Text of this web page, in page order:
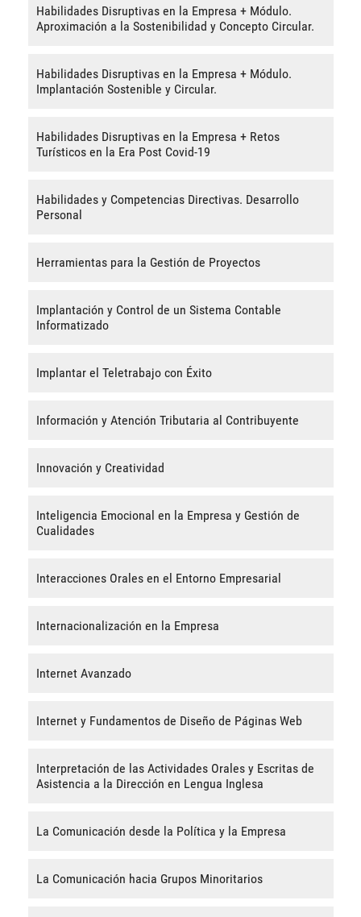
Habilidades Disruptivas en la Empresa + Módulo.
Aproximación a la Sostenibilidad y Concepto Circular.
Habilidades Disruptivas en la Empresa + Módulo.
Implantación Sostenible y Circular.
Habilidades Disruptivas en la Empresa + Retos
Turísticos en la Era Post Covid-19
Habilidades y Competencias Directivas. Desarrollo
Personal
Herramientas para la Gestión de Proyectos
Implantación y Control de un Sistema Contable
Informatizado
Implantar el Teletrabajo con Éxito
Información y Atención Tributaria al Contribuyente
Innovación y Creatividad
Inteligencia Emocional en la Empresa y Gestión de
Cualidades
Interacciones Orales en el Entorno Empresarial
Internacionalización en la Empresa
Internet Avanzado
Internet y Fundamentos de Diseño de Páginas Web
Interpretación de las Actividades Orales y Escritas de
Asistencia a la Dirección en Lengua Inglesa
La Comunicación desde la Política y la Empresa
La Comunicación hacia Grupos Minoritarios